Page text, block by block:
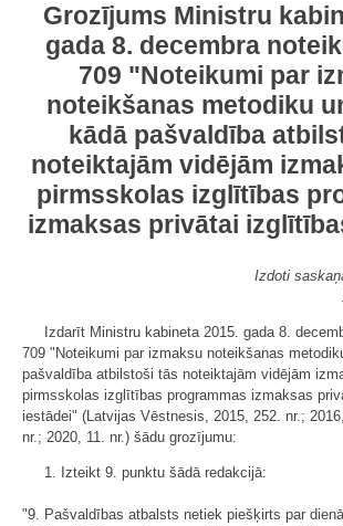
Grozījums Ministru
gada 8. decembra
709 "Noteikumi par
noteikšanas metodiku
kādā pašvaldība
noteiktajām vidējām
pirmsskolas izglītības
izmaksas privātai
Izdoti
Izdarīt Ministru kabineta 2015. gada 8.
709 "Noteikumi par izmaksu noteikšanas
pašvaldība atbilstoši tās noteiktajām vidējām
pirmsskolas izglītības programmas izmaksas
iestādei" (Latvijas Vēstnesis, 2015, 252. nr.;
nr.; 2020, 11. nr.) šādu grozījumu:
1. Izteikt 9. punktu šādā redakcijā:
"9. Pašvaldības atbalsts netiek piešķirts par